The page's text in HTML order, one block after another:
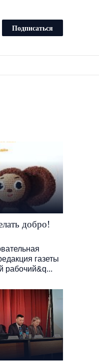
Подписаться
добро!
газеты
рабочий&q...